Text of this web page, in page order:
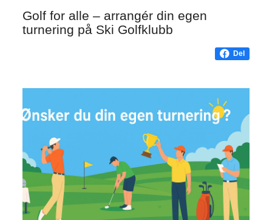
Golf for alle – arrangér din egen
turnering på Ski Golfklubb
Del